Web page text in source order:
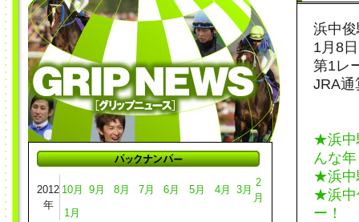
2012
年
10月 9月 8月 7月 6月 5月 4月 3月
2
月
1月
浜中
1月8
第1レ
JRA通
★浜中
んな
★浜中
★浜中
ー！